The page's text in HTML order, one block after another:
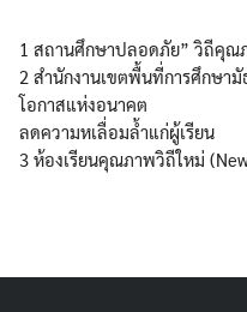
1 สถานศึกษาปลอดภัย” วิถีคุณ
2 สำนักงานเขตพื้นที่การศึกษา
โอกาสแห่งอนาคต
ลดความหเลื่อมล้ำแก่ผู้เรียน
3 ห้องเรียนคุณภาพวิถีใหม่